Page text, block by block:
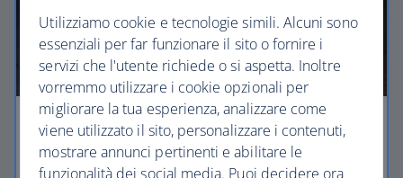
Arte
Il Met ospita oltre due milioni di opere che
Utilizziamo cookie e tecnologie simili. Alcuni sono
essenziali per far funzionare il sito o fornire i
servizi che l'utente richiede o si aspetta. Inoltre
vorremmo utilizzare i cookie opzionali per
migliorare la tua esperienza, analizzare come
viene utilizzato il sito, personalizzare i contenuti,
mostrare annunci pertinenti e abilitare le
funzionalità dei social media. Puoi decidere ora